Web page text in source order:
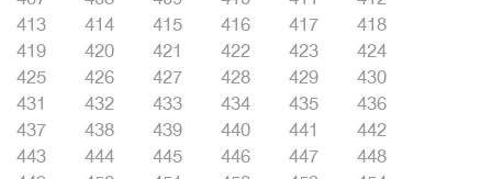
413
414 415 416 417
418
419
420 421 422 423
424
425
426 427 428 429
430
431
432 433 434 435
436
437
438 439 440 441
442
443
444 445 446 447
448